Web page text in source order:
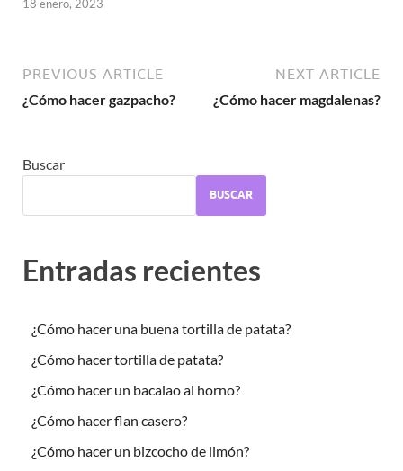
18 enero, 2023
PREVIOUS ARTICLE
¿Cómo hacer gazpacho?
NEXT ARTICLE
¿Cómo hacer magdalenas?
Buscar
BUSCAR
Entradas recientes
¿Cómo hacer una buena tortilla de patata?
¿Cómo hacer tortilla de patata?
¿Cómo hacer un bacalao al horno?
¿Cómo hacer flan casero?
¿Cómo hacer un bizcocho de limón?